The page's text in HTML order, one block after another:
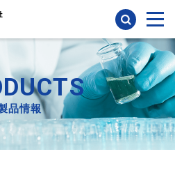
検索
品情報